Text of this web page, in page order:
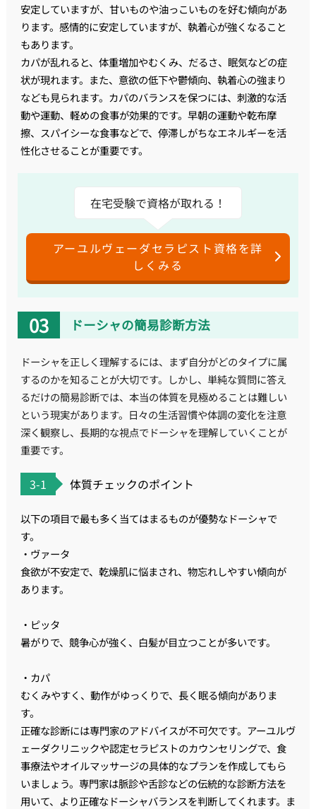
安定していますが、甘いものや油っこいものを好む傾向があ
ります。感情的に安定していますが、執着心が強くなること
もあります。
カパが乱れると、体重増加やむくみ、だるさ、眠気などの症
状が現れます。また、意欲の低下や鬱傾向、執着心の強まり
なども見られます。カパのバランスを保つには、刺激的な活
動や運動、軽めの食事が効果的です。早朝の運動や乾布摩
擦、スパイシーな食事などで、停滞しがちなエネルギーを活
性化させることが重要です。
在宅受験で資格が取れる！
アーユルヴェーダセラピスト資格を詳
しくみる
ドーシャの簡易診断方法
ドーシャを正しく理解するには、まず自分がどのタイプに属
するのかを知ることが大切です。しかし、単純な質問に答え
るだけの簡易診断では、本当の体質を見極めることは難しい
という現実があります。日々の生活習慣や体調の変化を注意
深く観察し、長期的な視点でドーシャを理解していくことが
重要です。
3-1 体質チェックのポイント
以下の項目で最も多く当てはまるものが優勢なドーシャで
す。
・ヴァータ
食欲が不安定で、乾燥肌に悩まされ、物忘れしやすい傾向が
あります。
・ピッタ
暑がりで、競争心が強く、白髪が目立つことが多いです。
・カパ
むくみやすく、動作がゆっくりで、長く眠る傾向がありま
す。
正確な診断には専門家のアドバイスが不可欠です。アーユルヴ
ェーダクリニックや認定セラピストのカウンセリングで、食
事療法やオイルマッサージの具体的なプランを作成してもら
いましょう。専門家は脈診や舌診などの伝統的な診断方法を
用いて、より正確なドーシャバランスを判断してくれます。ま